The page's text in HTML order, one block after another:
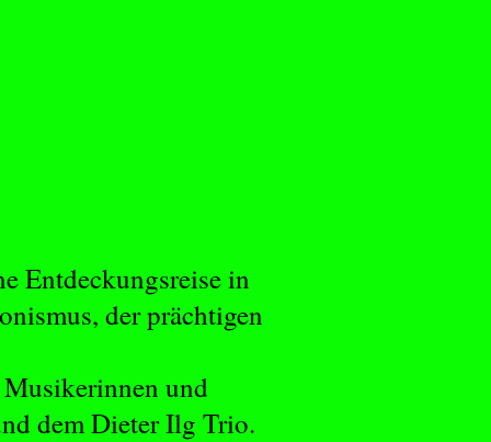
Entdeckungsreise in
der prächtigen
und
dem Dieter Ilg Trio.